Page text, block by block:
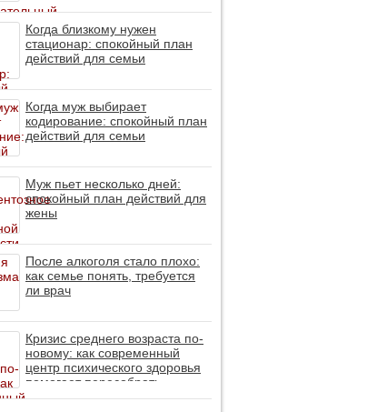
Когда близкому нужен
стационар: спокойный план
действий для семьи
Когда муж выбирает
кодирование: спокойный план
действий для семьи
Муж пьет несколько дней:
спокойный план действий для
жены
После алкоголя стало плохо:
как семье понять, требуется
ли врач
Кризис среднего возраста по-
новому: как современный
центр психического здоровья
помогает пересобрать
личность без таблеток (методы